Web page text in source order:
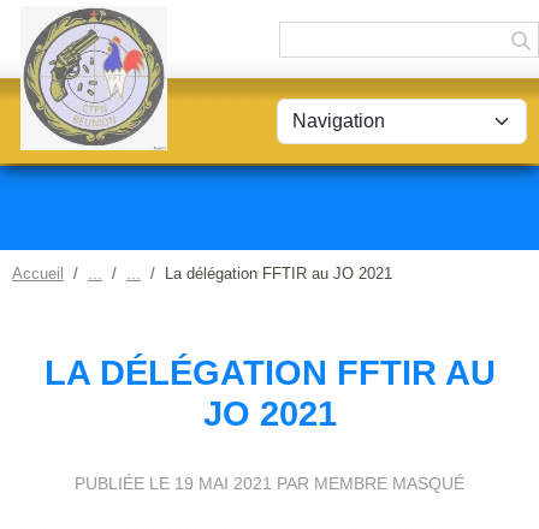
Accueil La délégation FFTIR au JO 2021
LA DÉLÉGATION FFTIR AU
JO 2021
PUBLIÉE LE 19 MAI 2021 PAR MEMBRE MASQUÉ
Panneau de gestion des cookies